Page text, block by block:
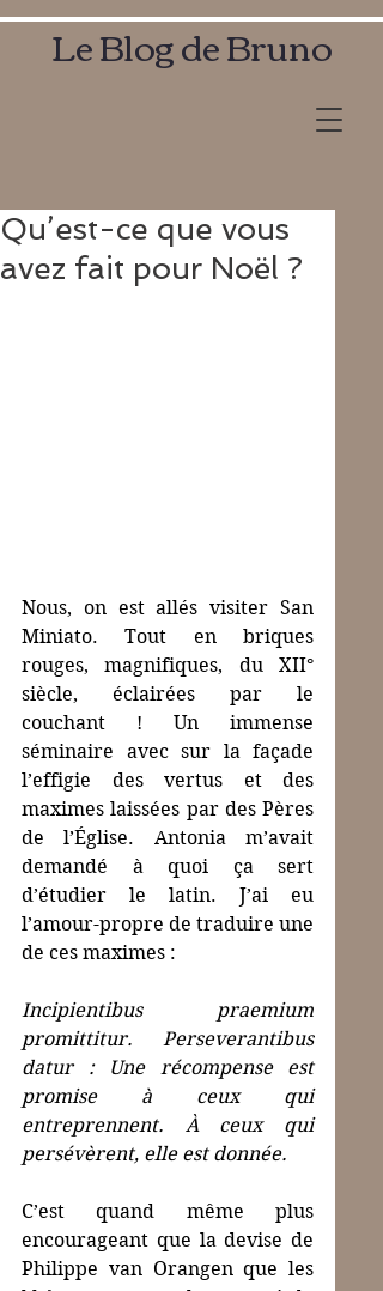
Le Blog de Bruno
Qu’est-ce que vous
avez fait pour Noël ?
Nous, on est allés visiter San
Miniato. Tout en briques
rouges, magnifiques, du XII°
siècle, éclairées par le
couchant ! Un immense
séminaire avec sur la façade
l’effigie des vertus et des
maximes laissées par des Pères
de l’Église. Antonia m’avait
demandé à quoi ça sert
d’étudier le latin. J’ai eu
l’amour-propre de traduire une
de ces maximes :
Incipientibus praemium
promittitur. Perseverantibus
datur : Une récompense est
promise à ceux qui
entreprennent. À ceux qui
persévèrent, elle est donnée.
C’est quand même plus
encourageant que la devise de
Philippe van Orangen que les